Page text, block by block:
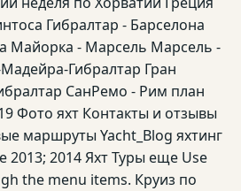
Гибралтар - Барселона
Майорка - Марсель Марсель -
Гибралтар Гран
СанРемо - Рим план
Фото яхт Контакты и отзывы
маршруты Yacht_Blog яхтинг
2013; 2014 Яхт Туры еще Use
the menu items. Круиз по